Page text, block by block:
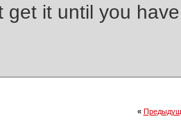
get it until you
«